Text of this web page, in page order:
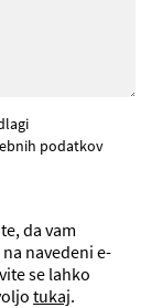
podatkov
da vam
navedeni e-
se lahko
tukaj.